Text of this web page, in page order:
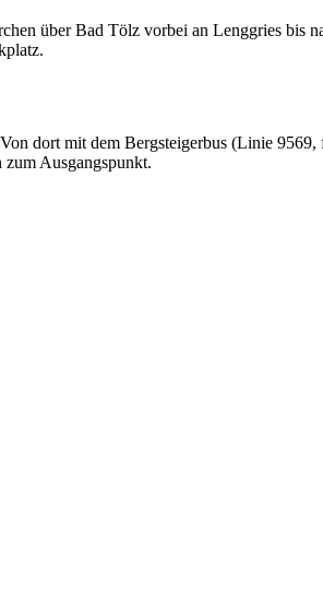
über Bad Tölz vorbei an Lenggries bis
dort mit dem Bergsteigerbus (Linie
Ausgangspunkt.